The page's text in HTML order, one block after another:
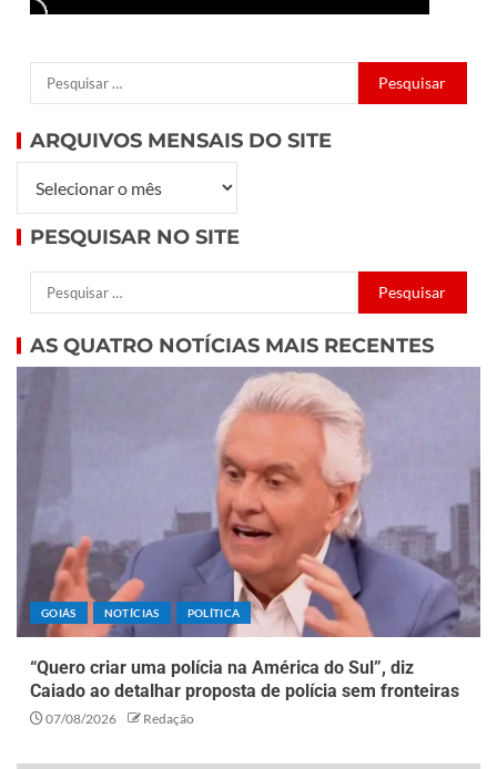
ARQUIVOS MENSAIS DO SITE
PESQUISAR NO SITE
AS QUATRO NOTÍCIAS MAIS RECENTES
GOIÁS NOTÍCIAS POLÍTICA
“Quero criar uma polícia na América do Sul”, diz
Caiado ao detalhar proposta de polícia sem fronteiras
07/08/2026 Redação